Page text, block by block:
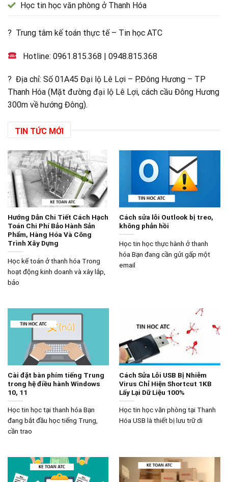
Học tin học văn phòng ở Thanh Hóa
? Trung tâm kế toán thực tế – Tin học ATC
Hotline:0961.815.368 |0948.815.368
? Địa chỉ: Số 01A45 Đại lộ Lê Lợi – P.Đông Hương – TP
Thanh Hóa (Mặt đường đại lộ Lê Lợi, cách cầu Đông Hương
300m về hướng Đông).
TIN TỨC MỚI
Hướng Dẫn Chi Tiết Cách Hạch
Toán Chi Phí Bảo Hành Sản
Phẩm, Hàng Hóa Và Công
Trình Xây Dựng
Học kế toán ở thanh hóa Trong
hoạt động kinh doanh và xây lắp,
bảo
Cách sửa lỗi Outlook bị treo,
không phản hồi
Học tin học thực hành ở thanh
hóa Bạn đang cần gửi gấp một
email
Cài đặt bàn phím tiếng Trung
trong hệ điều hành Windows
10, 11
Học tin học tại thanh hóa Bạn
đang bắt đầu học tiếng Trung,
cần trao
Cách Sửa Lỗi USB Bị Nhiễm
Virus Chỉ Hiện Shortcut 1KB
Lấy Lại Dữ Liệu 100%
Học tin học văn phòng tại Thanh
Hóa USB là thiết bị lưu trữ di